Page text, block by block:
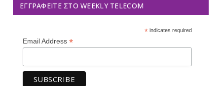
ΕΓΓΡΑΦΕΊΤΕ ΣΤΟ WEEKLY TELECOM
*indicates required
Email Address *